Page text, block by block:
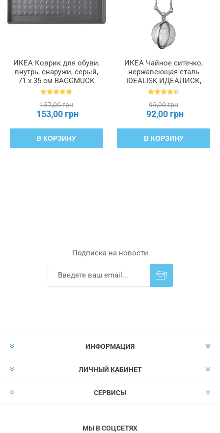
ИКЕА Коврик для обуви,
внутрь, снаружи, серый,
71 x 35 см BAGGMUCK
БАГГМУКК, 603.297.11
157,00 грн
153,00 грн
В КОРЗИНУ
ИКЕА Чайное ситечко,
нержавеющая сталь
IDEALISK ИДЕАЛИСК,
469.568.00
95,00 грн
92,00 грн
В КОРЗИНУ
Подписка на новости
ИНФОРМАЦИЯ
ЛИЧНЫЙ КАБИНЕТ
СЕРВИСЫ
МЫ В СОЦСЕТЯХ